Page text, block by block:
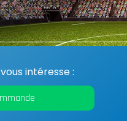
intéresse :